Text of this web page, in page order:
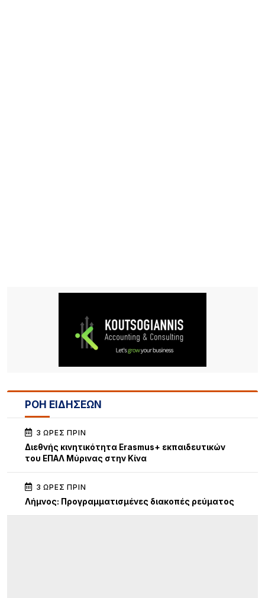
ΡΟΗ ΕΙΔΗΣΕΩΝ
3 ΏΡΕΣ ΠΡΙΝ
Διεθνής κινητικότητα Erasmus+ εκπαιδευτικών
του ΕΠΑΛ Μύρινας στην Κίνα
3 ΏΡΕΣ ΠΡΙΝ
Λήμνος: Προγραμματισμένες διακοπές ρεύματος